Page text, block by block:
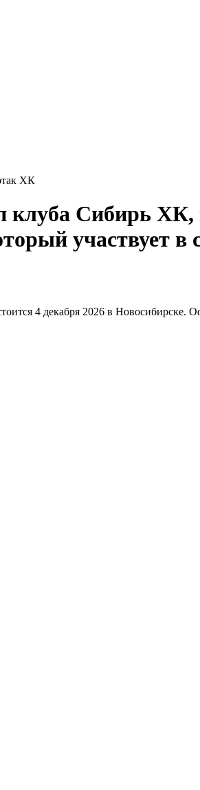
ХК
4 декабря 2026 в Новосибирске.